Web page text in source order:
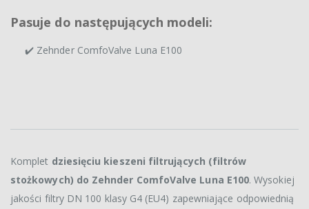
Pasuje do następujących modeli:
✔️ Zehnder ComfoValve Luna E100
Komplet dziesięciu kieszeni filtrujących (filtrów
stożkowych) do Zehnder ComfoValve Luna E100. Wysokiej
jakości filtry DN 100 klasy G4 (EU4) zapewniające odpowiednią